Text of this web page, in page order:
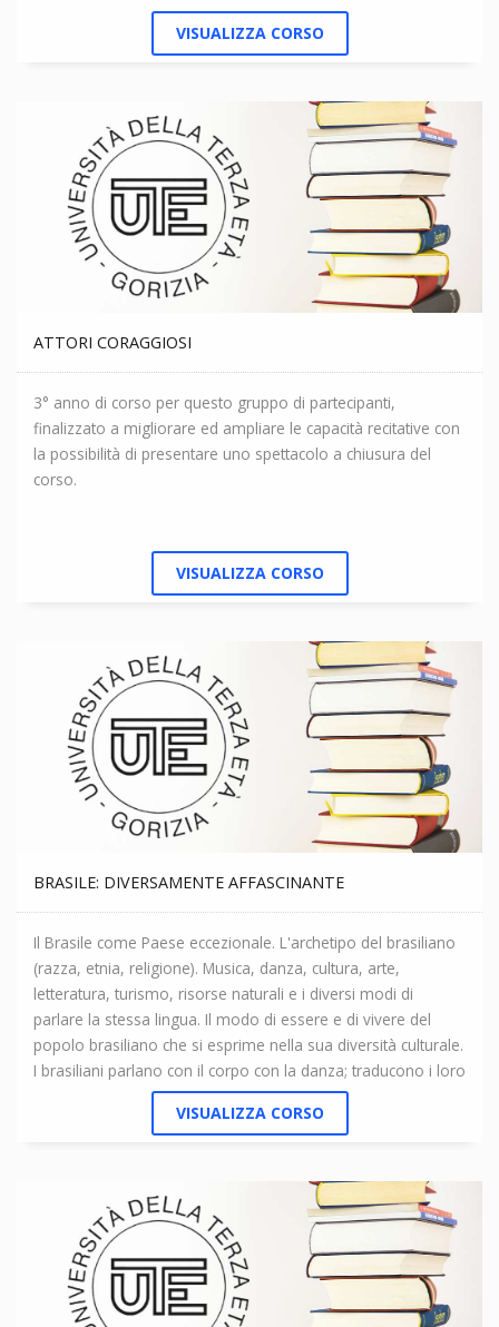
VISUALIZZA CORSO
ATTORI CORAGGIOSI
3° anno di corso per questo gruppo di partecipanti,
finalizzato a migliorare ed ampliare le capacità recitative con
la possibilità di presentare uno spettacolo a chiusura del
corso.
VISUALIZZA CORSO
BRASILE: DIVERSAMENTE AFFASCINANTE
Il Brasile come Paese eccezionale. L'archetipo del brasiliano
(razza, etnia, religione). Musica, danza, cultura, arte,
letteratura, turismo, risorse naturali e i diversi modi di
parlare la stessa lingua. Il modo di essere e di vivere del
popolo brasiliano che si esprime nella sua diversità culturale.
I brasiliani parlano con il corpo con la danza; traducono i loro
sentimenti e loro emozioni in musica, cinema, teatro,
letteratura, pittura e anche nell'architettura. Il Brasile si riflette
VISUALIZZA CORSO